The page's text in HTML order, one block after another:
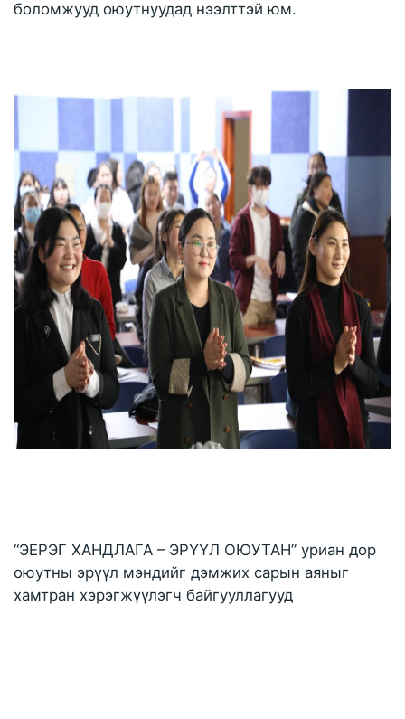
боломжууд оюутнуудад нээлттэй юм.
“ЭЕРЭГ ХАНДЛАГА – ЭРҮҮЛ ОЮУТАН” уриан дор
оюутны эрүүл мэндийг дэмжих сарын аяныг
хамтран хэрэгжүүлэгч байгууллагууд